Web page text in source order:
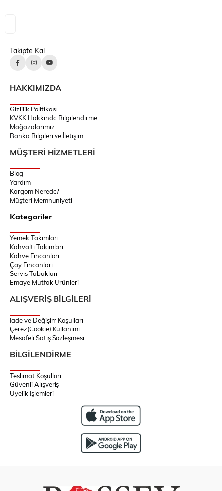
Takipte Kal
HAKKIMIZDA
Gizlilik Politikası
KVKK Hakkında Bilgilendirme
Mağazalarımız
Banka Bilgileri ve İletişim
MÜŞTERİ HİZMETLERİ
Blog
Yardım
Kargom Nerede?
Müşteri Memnuniyeti
Kategoriler
Yemek Takımları
Kahvaltı Takımları
Kahve Fincanları
Çay Fincanları
Servis Tabakları
Emaye Mutfak Ürünleri
ALIŞVERİŞ BİLGİLERİ
İade ve Değişim Koşulları
Çerez(Cookie) Kullanımı
Mesafeli Satış Sözleşmesi
BİLGİLENDİRME
Teslimat Koşulları
Güvenli Alışveriş
Üyelik İşlemleri